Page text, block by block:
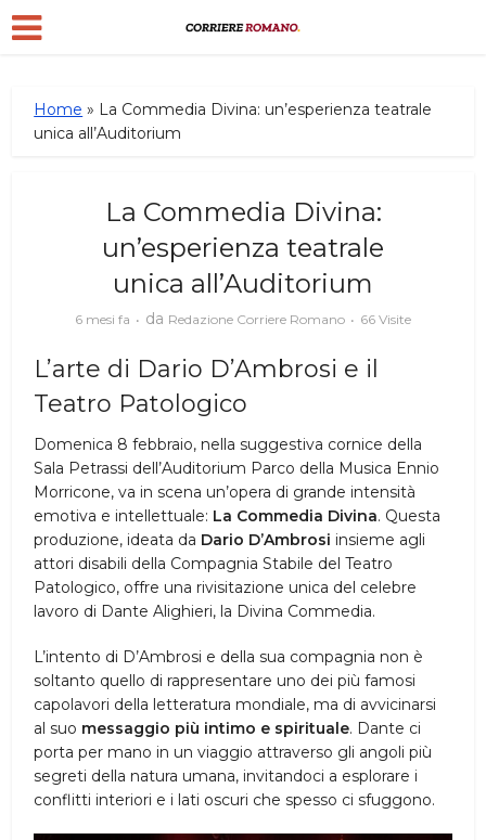
Home » La Commedia Divina: un’esperienza teatrale
unica all’Auditorium
La Commedia Divina:
un’esperienza teatrale
unica all’Auditorium
6 mesi fa da Redazione Corriere Romano 66 Visite
L’arte di Dario D’Ambrosi e il
Teatro Patologico
Domenica 8 febbraio, nella suggestiva cornice della
Sala Petrassi dell’Auditorium Parco della Musica Ennio
Morricone, va in scena un’opera di grande intensità
emotiva e intellettuale: La Commedia Divina. Questa
produzione, ideata da Dario D’Ambrosi insieme agli
attori disabili della Compagnia Stabile del Teatro
Patologico, offre una rivisitazione unica del celebre
lavoro di Dante Alighieri, la Divina Commedia.
L’intento di D’Ambrosi e della sua compagnia non è
soltanto quello di rappresentare uno dei più famosi
capolavori della letteratura mondiale, ma di avvicinarsi
al suo messaggio più intimo e spirituale. Dante ci
porta per mano in un viaggio attraverso gli angoli più
segreti della natura umana, invitandoci a esplorare i
conflitti interiori e i lati oscuri che spesso ci sfuggono.